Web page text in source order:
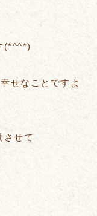
(*^^*)
せなことですよ
させて